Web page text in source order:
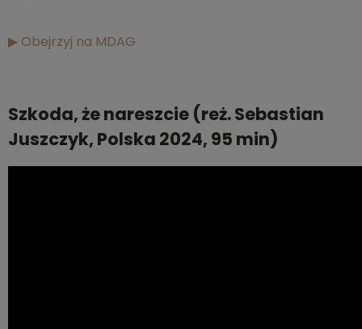
▶ Obejrzyj na MDAG
Szkoda, że nareszcie (reż. Sebastian
Juszczyk, Polska 2024, 95 min)